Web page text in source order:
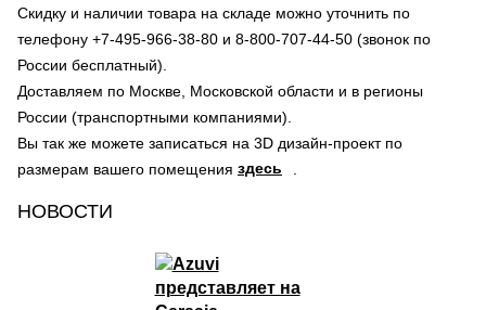
Скидку и наличии товара на складе можно уточнить по
телефону +7-495-966-38-80 и 8-800-707-44-50 (звонок по
России бесплатный).
Доставляем по Москве, Московской области и в регионы
России (транспортными компаниями).
Вы так же можете записаться на 3D дизайн-проект по
размерам вашего помещения здесь
НОВОСТИ